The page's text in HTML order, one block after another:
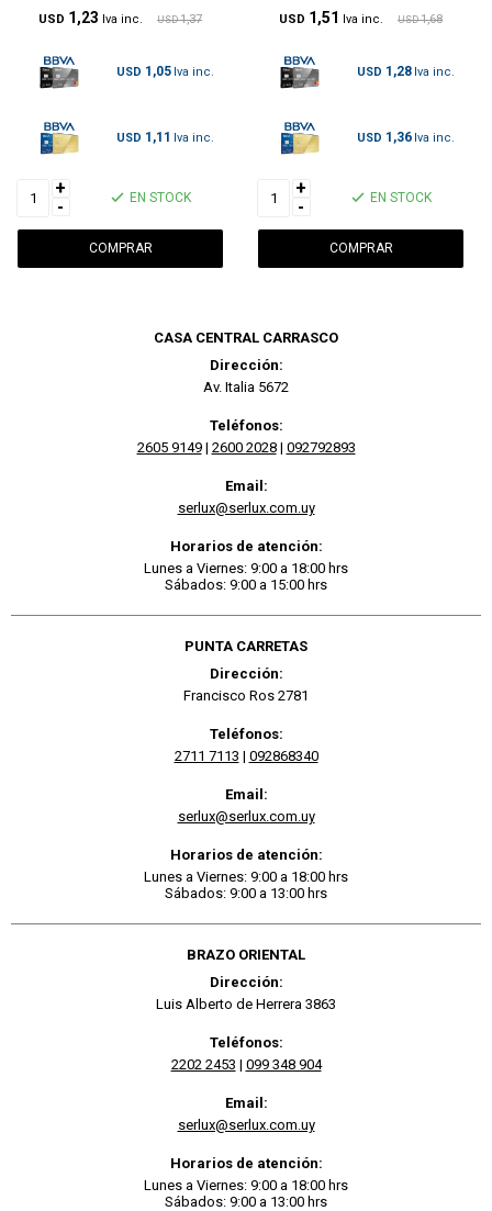
USD 1,23 USD 1,37
USD 1,05
USD 1,11
+
-
EN STOCK
USD 1,51 USD 1,68
USD 1,28
USD 1,36
+
-
EN STOCK
CASA CENTRAL CARRASCO
Dirección:
Av. Italia 5672
Teléfonos:
2605 9149| 2600 2028| 092792893
Email:
serlux@serlux.com.uy
Horarios de atención:
Lunes a Viernes: 9:00 a 18:00 hrs
Sábados: 9:00 a 15:00 hrs
PUNTA CARRETAS
Dirección:
Francisco Ros 2781
Teléfonos:
2711 7113 | 092868340
Email:
serlux@serlux.com.uy
Horarios de atención:
Lunes a Viernes: 9:00 a 18:00 hrs
Sábados: 9:00 a 13:00 hrs
BRAZO ORIENTAL
Dirección:
Luis Alberto de Herrera 3863
Teléfonos:
2202 2453 | 099 348 904
Email:
serlux@serlux.com.uy
Horarios de atención:
Lunes a Viernes: 9:00 a 18:00 hrs
Sábados: 9:00 a 13:00 hrs